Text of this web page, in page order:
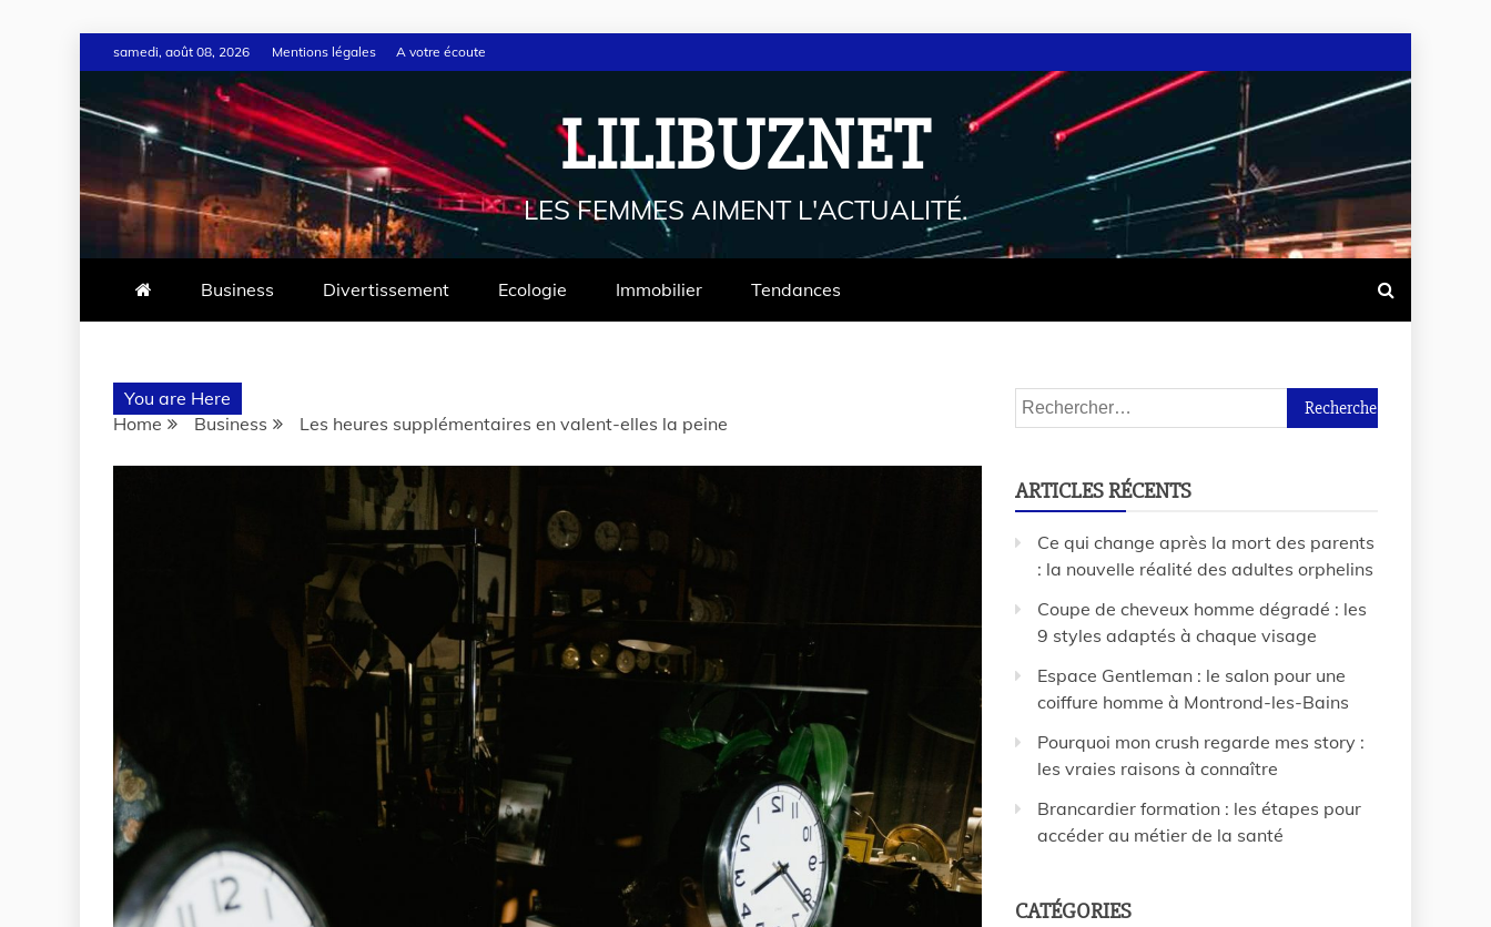
samedi, août 08, 2026 Mentions légales A votre écoute
LILIBUZNET
LES FEMMES AIMENT L'ACTUALITÉ.
Business Divertissement Ecologie Immobilier Tendances
You are Here
Home
Business Les heures supplémentaires en valent-elles la peine
ARTICLES RÉCENTS
Ce qui change après la mort des parents
: la nouvelle réalité des adultes orphelins
Coupe de cheveux homme dégradé : les
9 styles adaptés à chaque visage
Espace Gentleman : le salon pour une
coiffure homme à Montrond-les-Bains
Pourquoi mon crush regarde mes story :
les vraies raisons à connaître
Brancardier formation : les étapes pour
accéder au métier de la santé
CATÉGORIES